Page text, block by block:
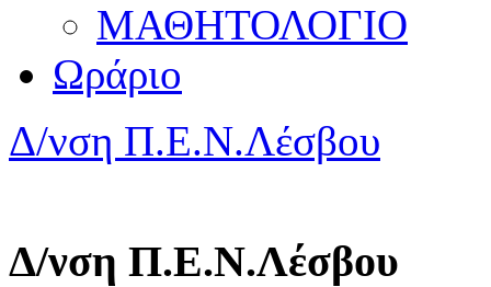
ΜΑΘΗΤΟΛΟΓΙΟ
Ωράριο
Δ/νση Π.Ε.Ν.Λέσβου
Δ/νση Π.Ε.Ν.Λέσβου